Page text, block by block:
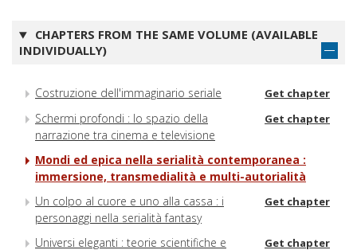
CHAPTERS FROM THE SAME VOLUME (AVAILABLE
INDIVIDUALLY)
Costruzione dell'immaginario seriale Get chapter
Schermi profondi : lo spazio della
narrazione tra cinema e televisione
Get chapter
Mondi ed epica nella serialità contemporanea :
immersione, transmedialità e multi-autorialità
Un colpo al cuore e uno alla cassa : i
personaggi nella serialità fantasy
Get chapter
Universi eleganti : teorie scientifiche e
Get chapter